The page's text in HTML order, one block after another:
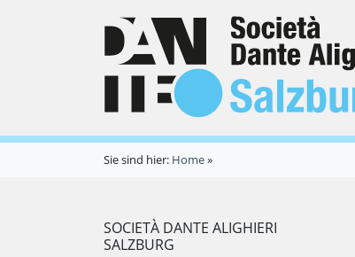
Sie sind hier: Home»
SOCIETÀ DANTE ALIGHIERI
SALZBURG